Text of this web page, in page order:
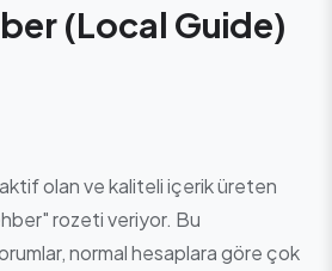
(Local Guide)
olan ve kaliteli içerik üreten
rozeti veriyor. Bu
normal hesaplara göre çok